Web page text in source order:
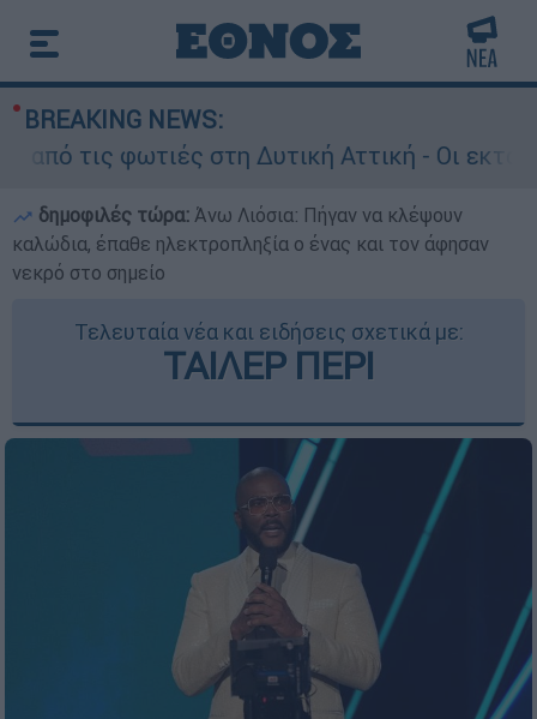
BREAKING NEWS:
φωτιές στη Δυτική Αττική - Οι εκτάσεις
δημοφιλές τώρα: Άνω Λιόσια: Πήγαν να κλέψουν
καλώδια, έπαθε ηλεκτροπληξία ο ένας και τον άφησαν
νεκρό στο σημείο
Τελευταία νέα και ειδήσεις σχετικά με:
ΤΑΙΛΕΡ ΠΕΡΙ